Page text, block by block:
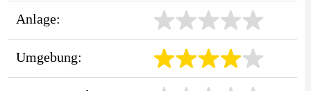
Anlage:
Umgebung: